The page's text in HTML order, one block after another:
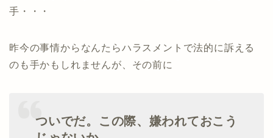
手・・・
昨今の事情からなんたらハラスメントで法的に訴える
のも手かもしれませんが、その前に
ついでだ。この際、嫌われておこう